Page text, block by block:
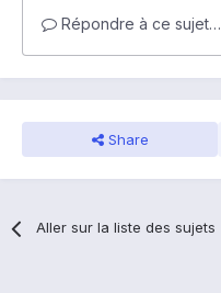
Répondre à ce sujet…
Share
Aller sur la liste des sujets